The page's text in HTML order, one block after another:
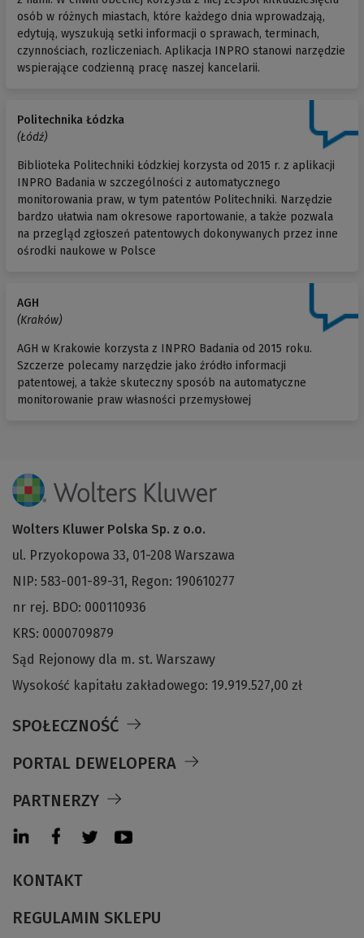
osób w różnych miastach, które każdego dnia wprowadzają,
edytują, wyszukują setki informacji o sprawach, terminach,
czynnościach, rozliczeniach. Aplikacja INPRO stanowi narzędzie
wspierające codzienną pracę naszej kancelarii.
Politechnika Łódzka
(Łódź)
Biblioteka Politechniki Łódzkiej korzysta od 2015 r. z aplikacji
INPRO Badania w szczególności z automatycznego
monitorowania praw, w tym patentów Politechniki. Narzędzie
bardzo ułatwia nam okresowe raportowanie, a także pozwala
na przegląd zgłoszeń patentowych dokonywanych przez inne
ośrodki naukowe w Polsce
AGH
(Kraków)
AGH w Krakowie korzysta z INPRO Badania od 2015 roku.
Szczerze polecamy narzędzie jako źródło informacji
patentowej, a także skuteczny sposób na automatyczne
monitorowanie praw własności przemysłowej
Wolters Kluwer Polska Sp. z o.o.
ul. Przyokopowa 33, 01-208 Warszawa
NIP: 583-001-89-31, Regon: 190610277
nr rej. BDO: 000110936
KRS: 0000709879
Sąd Rejonowy dla m. st. Warszawy
Wysokość kapitału zakładowego: 19.919.527,00 zł
SPOŁECZNOŚĆ
PORTAL DEWELOPERA
PARTNERZY
KONTAKT
REGULAMIN SKLEPU